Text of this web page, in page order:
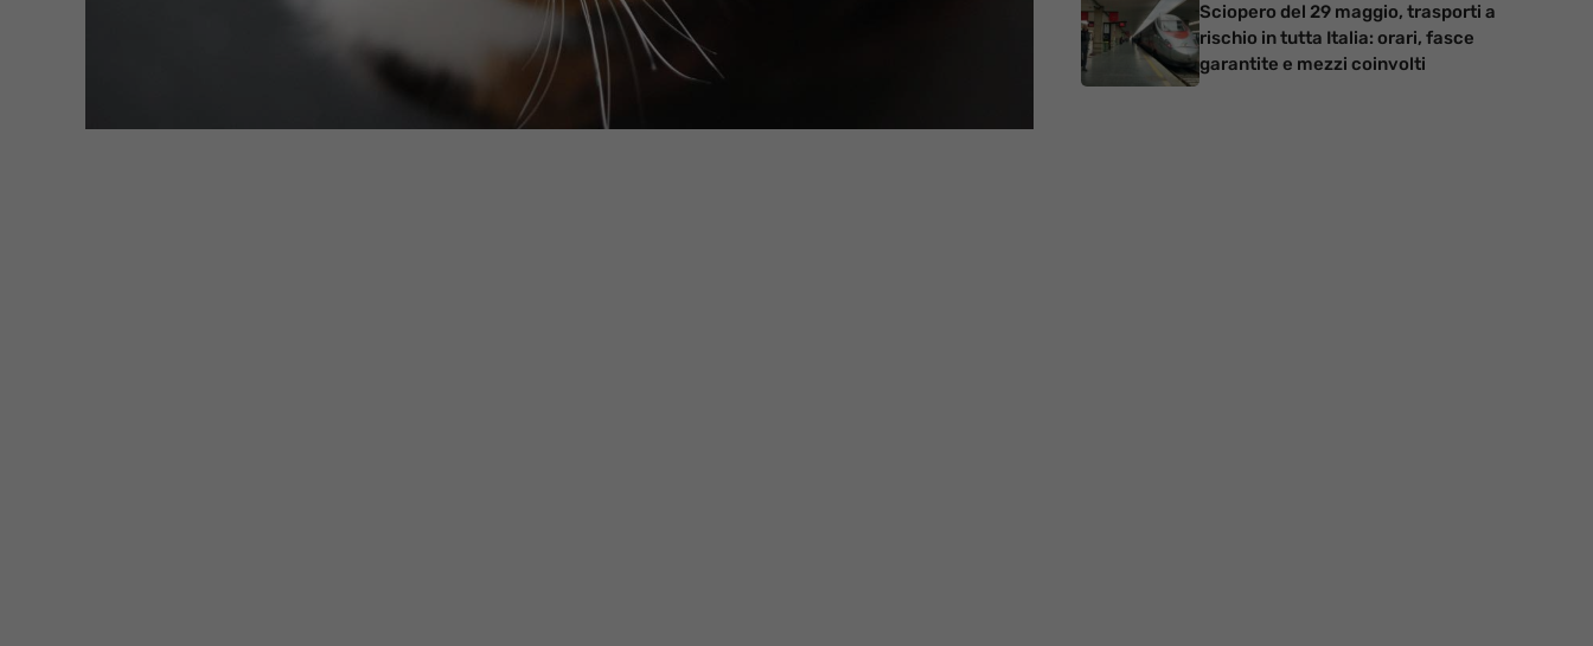
Sciopero del 29 maggio, trasporti a
rischio in tutta Italia: orari, fasce
garantite e mezzi coinvolti